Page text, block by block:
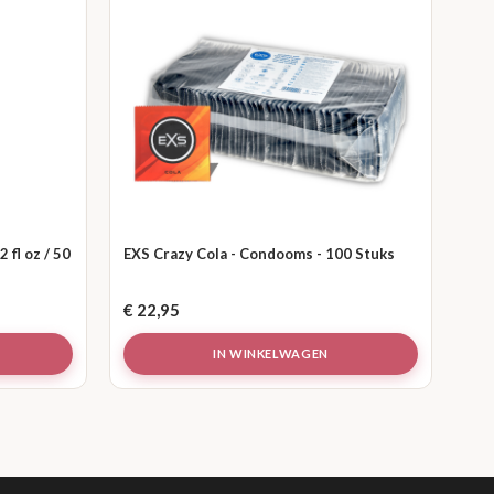
fl oz / 50 EXS Crazy Cola - Condooms - 100 Stuks
€ 22,95
IN WINKELWAGEN